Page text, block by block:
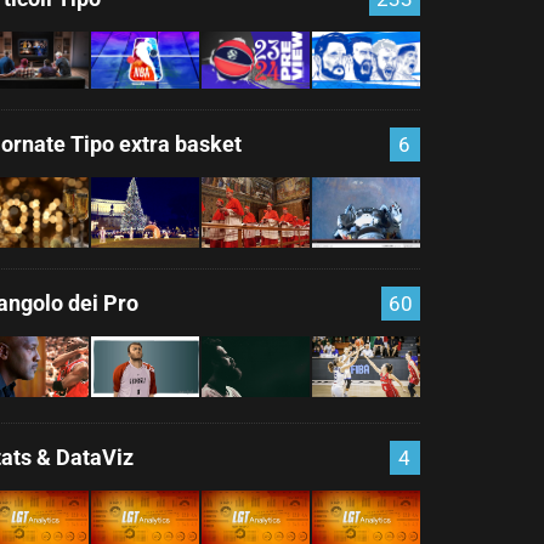
Tipo extra basket 6
dei Pro 60
& DataViz 4